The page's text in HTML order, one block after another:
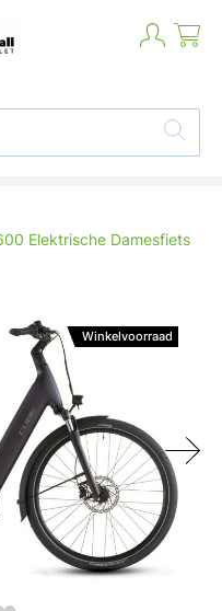
Elektrische Damesfiets
Winkelvoorraad